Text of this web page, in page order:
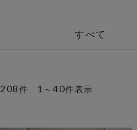
すべて
208件 1 ～40件表示